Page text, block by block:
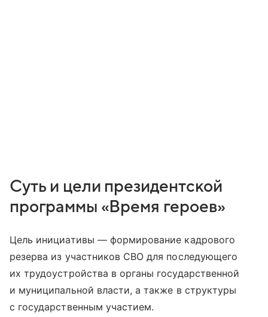
Суть и цели президентской
программы «Время героев»
Цель инициативы — формирование кадрового
резерва из участников СВО для последующего
их трудоустройства в органы государственной
и муниципальной власти, а также в структуры
с государственным участием.